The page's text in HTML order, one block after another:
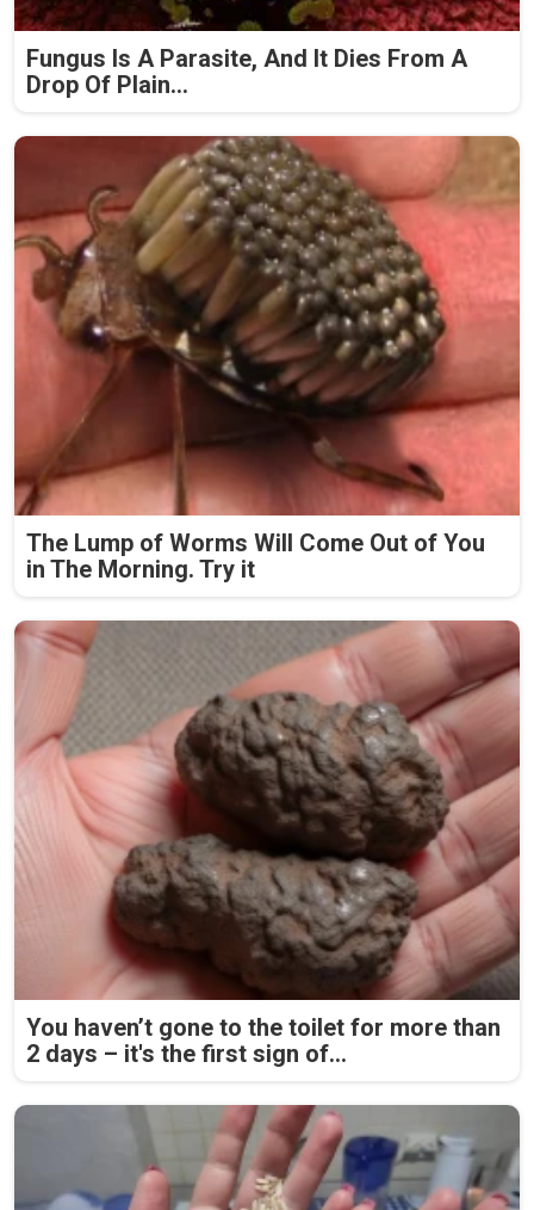
Fungus Is A Parasite, And It Dies From A
Drop Of Plain...
The Lump of Worms Will Come Out of You
in The Morning. Try it
You haven’t gone to the toilet for more than
2 days – it's the first sign of...